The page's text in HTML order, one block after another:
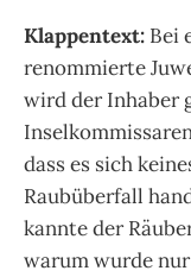
Klappentext: Bei
renommierte
wird der Inhaber
dass es sich
Raubüberfall
kannte der
warum wurde